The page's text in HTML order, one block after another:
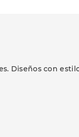
Diseños con